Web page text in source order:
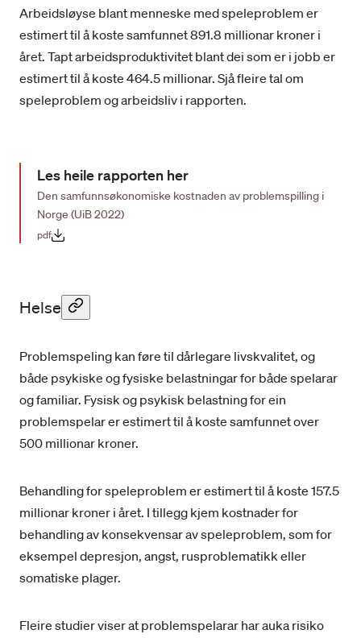
forskjellane påvirkar kostnadane for samfunnet.
Forskarane har tatt høgde for at speleproblem
ikkje alltid er den einaste forklaringa på ein gitt
konsekvens. Til større usikkerheit det er rundt
ein årsakssamanheng mellom speleproblem og
konsekvens, til meir konservative har forskarane
Arbeidsløyse blant menneske med speleproblem er
estimert til å koste samfunnet 891.8 millionar kroner i
året. Tapt arbeidsproduktivitet blant dei som er i jobb er
estimert til å koste 464.5 millionar. Sjå fleire tal om
speleproblem og arbeidsliv i rapporten.
Les heile rapporten her
Den samfunnsøkonomiske kostnaden av problemspilling i
Norge (UiB 2022)
pdf
Helse
Problemspeling kan føre til dårlegare livskvalitet, og
både psykiske og fysiske belastningar for både spelarar
og familiar. Fysisk og psykisk belastning for ein
problemspelar er estimert til å koste samfunnet over
500 millionar kroner.
Behandling for speleproblem er estimert til å koste 157.5
millionar kroner i året. I tillegg kjem kostnader for
behandling av konsekvensar av speleproblem, som for
eksempel depresjon, angst, rusproblematikk eller
somatiske plager.
Fleire studier viser at problemspelarar har auka risiko